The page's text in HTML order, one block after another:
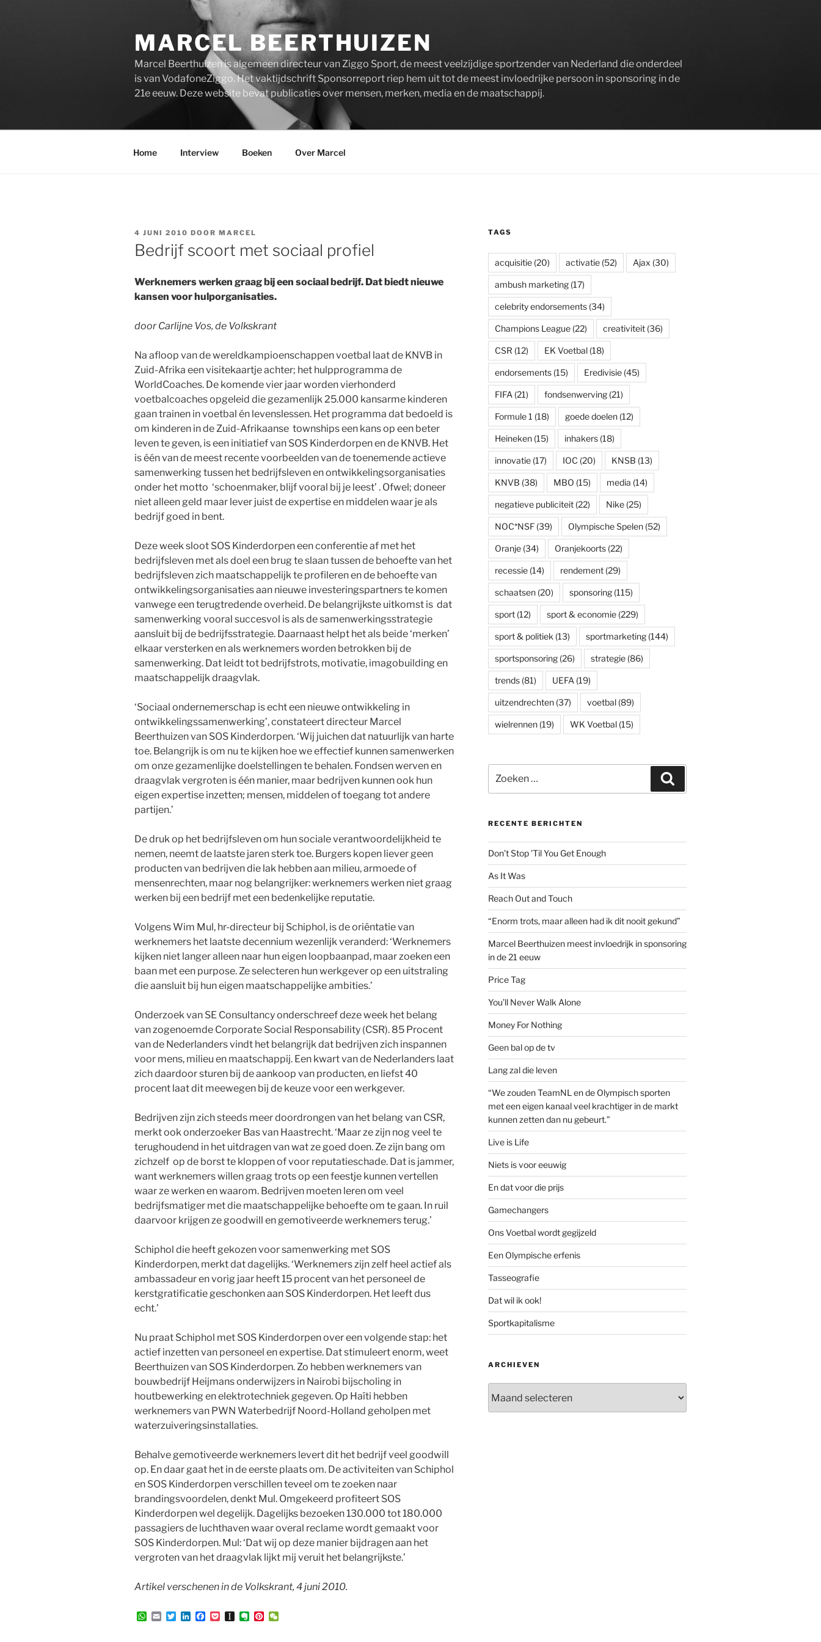
MARCEL BEERTHUIZEN
Marcel Beerthuizen is algemeen directeur van Ziggo Sport, de meest veelzijdige sportzender van Nederland die onderdeel
is van VodafoneZiggo. Het vaktijdschrift Sponsorreport riep hem uit tot de meest invloedrijke persoon in sponsoring in de
21e eeuw. Deze website bevat publicaties over mensen, merken, media en de maatschappij.
Home Interview Boeken Over Marcel
GEPLAATST
OP
4 JUNI 2010 DOOR MARCEL
Bedrijf scoort met sociaal profiel
Werknemers werken graag bij een sociaal bedrijf. Dat biedt nieuwe
kansen voor hulporganisaties.
door Carlijne Vos, de Volkskrant
Na afloop van de wereldkampioenschappen voetbal laat de KNVB in
Zuid-Afrika een visitekaartje achter; het hulpprogramma de
WorldCoaches. De komende vier jaar worden vierhonderd
voetbalcoaches opgeleid die gezamenlijk 25.000 kansarme kinderen
gaan trainen in voetbal én levenslessen. Het programma dat bedoeld is
om kinderen in de Zuid-Afrikaanse townships een kans op een beter
leven te geven, is een initiatief van SOS Kinderdorpen en de KNVB. Het
is één van de meest recente voorbeelden van de toenemende actieve
samenwerking tussen het bedrijfsleven en ontwikkelingsorganisaties
onder het motto ‘schoenmaker, blijf vooral bij je leest’ . Ofwel; doneer
niet alleen geld maar lever juist de expertise en middelen waar je als
bedrijf goed in bent.
Deze week sloot SOS Kinderdorpen een conferentie af met het
bedrijfsleven met als doel een brug te slaan tussen de behoefte van het
bedrijfsleven zich maatschappelijk te profileren en de behoefte van
ontwikkelingsorganisaties aan nieuwe investeringspartners te komen
vanwege een terugtredende overheid. De belangrijkste uitkomst is dat
samenwerking vooral succesvol is als de samenwerkingsstrategie
aansluit bij de bedrijfsstrategie. Daarnaast helpt het als beide ‘merken’
elkaar versterken en als werknemers worden betrokken bij de
samenwerking. Dat leidt tot bedrijfstrots, motivatie, imagobuilding en
maatschappelijk draagvlak.
‘Sociaal ondernemerschap is echt een nieuwe ontwikkeling in
ontwikkelingssamenwerking’, constateert directeur Marcel
Beerthuizen van SOS Kinderdorpen. ‘Wij juichen dat natuurlijk van harte
toe. Belangrijk is om nu te kijken hoe we effectief kunnen samenwerken
om onze gezamenlijke doelstellingen te behalen. Fondsen werven en
draagvlak vergroten is één manier, maar bedrijven kunnen ook hun
eigen expertise inzetten; mensen, middelen of toegang tot andere
partijen.’
De druk op het bedrijfsleven om hun sociale verantwoordelijkheid te
nemen, neemt de laatste jaren sterk toe. Burgers kopen liever geen
producten van bedrijven die lak hebben aan milieu, armoede of
mensenrechten, maar nog belangrijker: werknemers werken niet graag
werken bij een bedrijf met een bedenkelijke reputatie.
Volgens Wim Mul, hr-directeur bij Schiphol, is de oriëntatie van
werknemers het laatste decennium wezenlijk veranderd: ‘Werknemers
kijken niet langer alleen naar hun eigen loopbaanpad, maar zoeken een
baan met een purpose. Ze selecteren hun werkgever op een uitstraling
die aansluit bij hun eigen maatschappelijke ambities.’
Onderzoek van SE Consultancy onderschreef deze week het belang
van zogenoemde Corporate Social Responsability (CSR). 85 Procent
van de Nederlanders vindt het belangrijk dat bedrijven zich inspannen
voor mens, milieu en maatschappij. Een kwart van de Nederlanders laat
zich daardoor sturen bij de aankoop van producten, en liefst 40
procent laat dit meewegen bij de keuze voor een werkgever.
Bedrijven zijn zich steeds meer doordrongen van het belang van CSR,
merkt ook onderzoeker Bas van Haastrecht. ‘Maar ze zijn nog veel te
terughoudend in het uitdragen van wat ze goed doen. Ze zijn bang om
zichzelf op de borst te kloppen of voor reputatieschade. Dat is jammer,
want werknemers willen graag trots op een feestje kunnen vertellen
waar ze werken en waarom. Bedrijven moeten leren om veel
bedrijfsmatiger met die maatschappelijke behoefte om te gaan. In ruil
daarvoor krijgen ze goodwill en gemotiveerde werknemers terug.’
Schiphol die heeft gekozen voor samenwerking met SOS
Kinderdorpen, merkt dat dagelijks. ‘Werknemers zijn zelf heel actief als
ambassadeur en vorig jaar heeft 15 procent van het personeel de
kerstgratificatie geschonken aan SOS Kinderdorpen. Het leeft dus
echt.’
Nu praat Schiphol met SOS Kinderdorpen over een volgende stap: het
actief inzetten van personeel en expertise. Dat stimuleert enorm, weet
Beerthuizen van SOS Kinderdorpen. Zo hebben werknemers van
bouwbedrijf Heijmans onderwijzers in Nairobi bijscholing in
houtbewerking en elektrotechniek gegeven. Op Haïti hebben
werknemers van PWN Waterbedrijf Noord-Holland geholpen met
waterzuiveringsinstallaties.
Behalve gemotiveerde werknemers levert dit het bedrijf veel goodwill
op. En daar gaat het in de eerste plaats om. De activiteiten van Schiphol
en SOS Kinderdorpen verschillen teveel om te zoeken naar
brandingsvoordelen, denkt Mul. Omgekeerd profiteert SOS
Kinderdorpen wel degelijk. Dagelijks bezoeken 130.000 tot 180.000
passagiers de luchthaven waar overal reclame wordt gemaakt voor
SOS Kinderdorpen. Mul: ‘Dat wij op deze manier bijdragen aan het
vergroten van het draagvlak lijkt mij veruit het belangrijkste.’
Artikel verschenen in de Volkskrant, 4 juni 2010.
W
E
T
L
F
P
E
P
TAGS
acquisitie(20) activatie(52) Ajax (30)
ambush marketing(17)
celebrity endorsements(34)
Champions League(22) creativiteit(36)
CSR (12) EK Voetbal(18)
endorsements(15) Eredivisie(45)
FIFA (21) fondsenwerving(21)
Formule 1 (18) goede doelen(12)
Heineken(15) inhakers(18)
innovatie(17) IOC (20) KNSB (13)
KNVB (38) MBO (15) media (14)
negatieve publiciteit(22) Nike(25)
NOC*NSF(39) Olympische Spelen(52)
Oranje(34) Oranjekoorts(22)
recessie(14) rendement(29)
schaatsen(20) sponsoring(115)
sport(12) sport & economie(229)
sport & politiek (13) sportmarketing(144)
sportsponsoring(26) strategie(86)
trends(81) UEFA (19)
uitzendrechten(37) voetbal(89)
wielrennen(19) WK Voetbal(15)
naar:
RECENTE BERICHTEN
Don’t Stop ’Til You Get Enough
As It Was
Reach Out and Touch
“Enorm trots, maar alleen had ik dit nooit gekund”
Marcel Beerthuizen meest invloedrijk in sponsoring
in de 21 eeuw
Price Tag
You’ll Never Walk Alone
Money For Nothing
Geen bal op de tv
Lang zal die leven
“We zouden TeamNL en de Olympisch sporten
met een eigen kanaal veel krachtiger in de markt
kunnen zetten dan nu gebeurt.”
Live is Life
Niets is voor eeuwig
En dat voor die prijs
Gamechangers
Ons Voetbal wordt gegijzeld
Een Olympische erfenis
Tasseografie
Dat wil ik ook!
Sportkapitalisme
ARCHIEVEN